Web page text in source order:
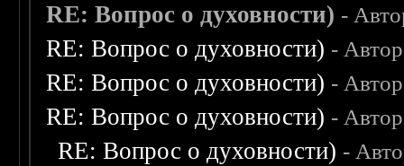
RE: Вопрос о духовности) -
RE: Вопрос о духовности) -
RE: Вопрос о духовности) -
RE: Вопрос о духовности) -
RE: Вопрос о духовности) -